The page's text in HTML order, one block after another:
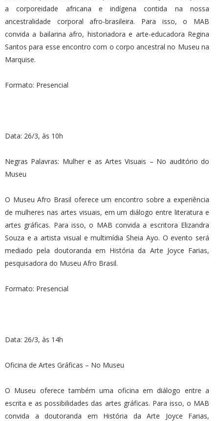
a corporeidade africana e indígena contida na nossa
ancestralidade corporal afro-brasileira. Para isso, o MAB
convida a bailarina afro, historiadora e arte-educadora Regina
Santos para esse encontro com o corpo ancestral no Museu na
Marquise.
Formato: Presencial
Data: 26/3, às 10h
Negras Palavras: Mulher e as Artes Visuais – No auditório do
Museu
O Museu Afro Brasil oferece um encontro sobre a experiência
de mulheres nas artes visuais, em um diálogo entre literatura e
artes gráficas. Para isso, o MAB convida a escritora Elizandra
Souza e a artista visual e multimídia Sheia Ayo. O evento será
mediado pela doutoranda em História da Arte Joyce Farias,
pesquisadora do Museu Afro Brasil.
Formato: Presencial
Data: 26/3, às 14h
Oficina de Artes Gráficas – No Museu
O Museu oferece também uma oficina em diálogo entre a
escrita e as possibilidades das artes gráficas. Para isso, o MAB
convida a doutoranda em História da Arte Joyce Farias,